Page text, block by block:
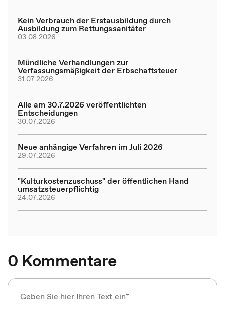
Kein Verbrauch der Erstausbildung durch
Ausbildung zum Rettungssanitäter
03.08.2026
Mündliche Verhandlungen zur
Verfassungsmäßigkeit der Erbschaftsteuer
31.07.2026
Alle am 30.7.2026 veröffentlichten
Entscheidungen
30.07.2026
Neue anhängige Verfahren im Juli 2026
29.07.2026
"Kulturkostenzuschuss" der öffentlichen Hand
umsatzsteuerpflichtig
24.07.2026
0 Kommentare